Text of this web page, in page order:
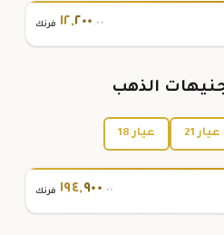
١٢,٢٠٠ .٠٠ فرنك
الذهب
عيار 21 عيار 18
١٩٤,٩٠٠.٠٠ فرنك